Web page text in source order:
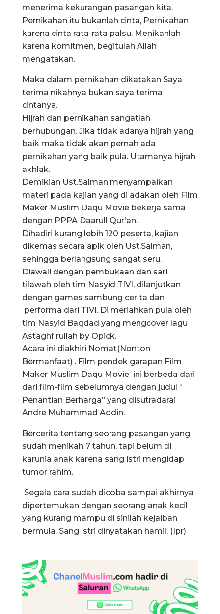
menerima kekurangan pasangan kita.
Pernikahan itu bukanlah cinta, Pernikahan
karena cinta rata-rata palsu. Menikahlah
karena komitmen, begitulah Allah
mengatakan.
Maka dalam pernikahan dikatakan Saya
terima nikahnya bukan saya terima
cintanya.
Hijrah dan pernikahan sangatlah
berhubungan. Jika tidak adanya hijrah yang
baik maka tidak akan pernah ada
pernikahan yang baik pula. Utamanya hijrah
akhlak.
Demikian Ust.Salman menyampaikan
materi pada kajian yang di adakan oleh Film
Maker Muslim Daqu Movie bekerja sama
dengan PPPA Daarull Qur’an.
Dihadiri kurang lebih 120 peserta, kajian
dikemas secara apik oleh Ust.Salman,
sehingga berlangsung sangat seru.
Diawali dengan pembukaan dan sari
tilawah oleh tim Nasyid TIVI, dilanjutkan
dengan games sambung cerita dan
performa dari TIVI. Di meriahkan pula oleh
tim Nasyid Baqdad yang mengcover lagu
Astaghfirullah by Opick.
Acara ini diakhiri Nomat(Nonton
Bermanfaat) . Film pendek garapan Film
Maker Muslim Daqu Movie ini berbeda dari
dari film-film sebelumnya dengan judul “
Penantian Berharga” yang disutradarai
Andre Muhammad Addin.
Bercerita tentang seorang pasangan yang
sudah menikah 7 tahun, tapi belum di
karunia anak karena sang istri mengidap
tumor rahim.
Segala cara sudah dicoba sampai akhirnya
dipertemukan dengan seorang anak kecil
yang kurang mampu di sinilah kejaiban
bermula. Sang istri dinyatakan hamil. (Ipr)